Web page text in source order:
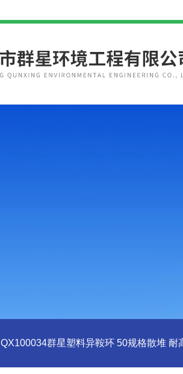
QX100034群星塑料异鞍环 50规格散堆 耐